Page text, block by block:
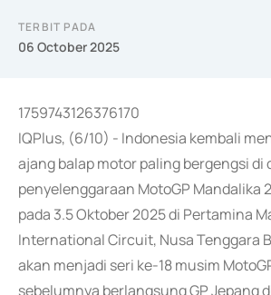
TERBIT PADA
06 October 2025
1759743126376170
IQPlus, (6/10) - Indonesia kembali
ajang balap motor paling bergengsi di
penyelenggaraan MotoGP Mandalika
pada 3.5 Oktober 2025 di Pertamina
International Circuit, Nusa Tenggara
akan menjadi seri ke-18 musim
sebelumnya berlangsung GP Jepang